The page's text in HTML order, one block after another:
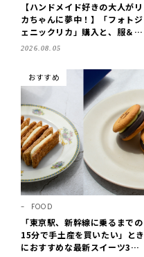
【ハンドメイド好きの大人がリ
カちゃんに夢中！】「フォトジ
ェニックリカ」購入と、服＆ク
ローゼットの手づくり実例をご
2026.08.05
おすすめ
FOOD
「東京駅、新幹線に乗るまでの
15分で手土産を買いたい」とき
におすすめな最新スイーツ3選